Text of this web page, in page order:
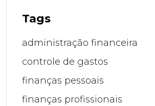
Tags
administração financeira
controle de gastos
finanças pessoais
finanças profissionais